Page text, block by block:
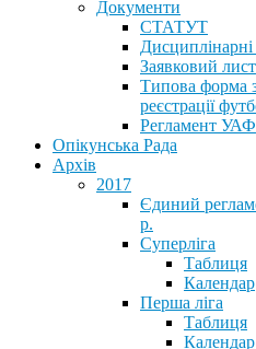
Документи
СТАТУТ
Заявковий лист
Типова форма
реєстрації
Регламент УАФ
Опікунська Рада
Архів
2017
Єдиний
р.
Суперліга
Таблиця
Календар
Перша ліга
Таблиця
Календар